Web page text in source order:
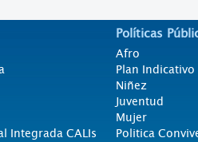
Integrada CALIs
Políticas
Afro
Plan
Niñez
Juventud
Mujer
Politica